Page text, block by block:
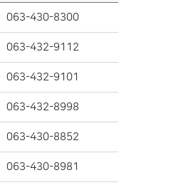
063-430-8300
063-432-9112
063-432-9101
063-432-8998
063-430-8852
063-430-8981